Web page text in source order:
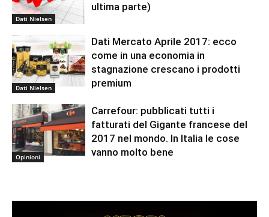
Dati Nielsen
ultima parte)
Dati Nielsen
Dati Mercato Aprile 2017: ecco
come in una economia in
stagnazione crescano i prodotti
premium
Opinioni
Carrefour: pubblicati tutti i
fatturati del Gigante francese del
2017 nel mondo. In Italia le cose
vanno molto bene